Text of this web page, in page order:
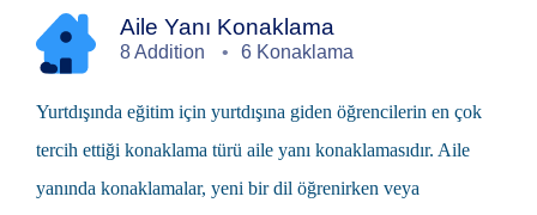
Aile Yanı Konaklama
8 Addition 6 Konaklama
Yurtdışında eğitim için yurtdışına giden öğrencilerin en çok
tercih ettiği konaklama türü aile yanı konaklamasıdır. Aile
yanında konaklamalar, yeni bir dil öğrenirken veya